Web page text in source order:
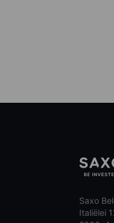
Saxo
Italiëlei